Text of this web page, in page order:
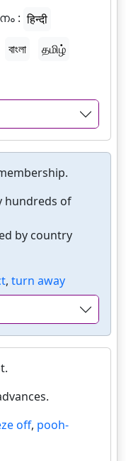
: हिन्दी
বাংলা
தமிழ்
hundreds of
by country
, turn away
off, pooh-